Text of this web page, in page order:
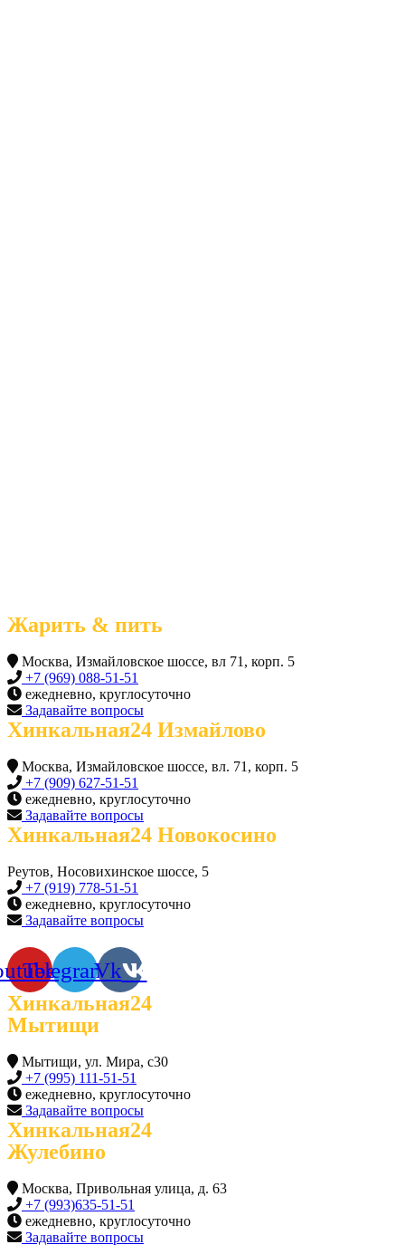
Жарить & пить
Москва, Измайловское шоссе, вл 71, корп. 5
+7 (969) 088-51-51
ежедневно, круглосуточно
Задавайте вопросы
Хинкальная24 Измайлово
Москва, Измайловское шоссе, вл. 71, корп. 5
+7 (909) 627-51-51
ежедневно, круглосуточно
Задавайте вопросы
Хинкальная24 Новокосино
Реутов, Носовихинское шоссе, 5
+7 (919) 778-51-51
ежедневно, круглосуточно
Задавайте вопросы
TelegramVk
Хинкальная24
Мытищи
Мытищи, ул. Мира, с30
+7 (995) 111-51-51
ежедневно, круглосуточно
Задавайте вопросы
Хинкальная24
Жулебино
Москва, Привольная улица, д. 63
+7 (993)635-51-51
ежедневно, круглосуточно
Задавайте вопросы